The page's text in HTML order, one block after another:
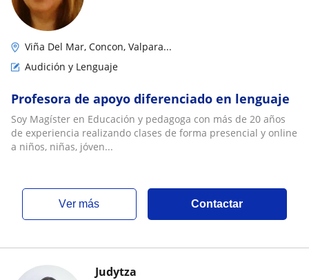
Viña Del Mar, Concon, Valpara...
Audición y Lenguaje
Profesora de apoyo diferenciado en lenguaje
Soy Magíster en Educación y pedagoga con más de 20 años
de experiencia realizando clases de forma presencial y online
a niños, niñas, jóven...
ver más Contactar
Judytza